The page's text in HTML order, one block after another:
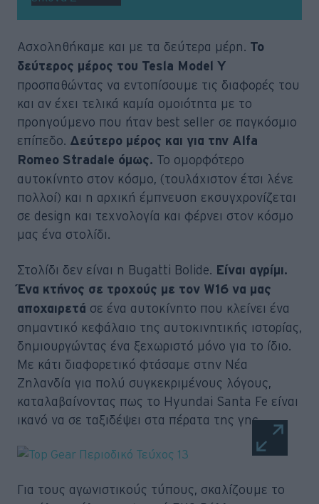
Ασχοληθήκαμε και με τα δεύτερα μέρη. Το
δεύτερος μέρος του Tesla Model Y
προσπαθώντας να εντοπίσουμε τις διαφορές του
και αν έχει τελικά καμία ομοιότητα με το
προηγούμενο που ήταν best seller σε παγκόσμιο
επίπεδο. Δεύτερο μέρος και για την Alfa
Romeo Stradale όμως. Το ομορφότερο
αυτοκίνητο στον κόσμο, (τουλάχιστον έτσι λένε
πολλοί) και η αρχική έμπνευση εκσυγχρονίζεται
σε design και τεχνολογία και φέρνει στον κόσμο
μας ένα στολίδι.
Στολίδι δεν είναι η Bugatti Bolide. Είναι αγρίμι.
Ένα κτήνος σε τροχούς με τον W16 να μας
αποχαιρετά σε ένα αυτοκίνητο που κλείνει ένα
σημαντικό κεφάλαιο της αυτοκινητικής ιστορίας,
δημιουργώντας ένα ξεχωριστό μόνο για το ίδιο.
Με κάτι διαφορετικό φτάσαμε στην Νέα
Ζηλανδία για πολύ συγκεκριμένους λόγους,
καταλαβαίνοντας πως το Hyundai Santa Fe είναι
ικανό να σε ταξιδέψει στα πέρατα της γης.
Για τους αγωνιστικούς τύπους, σκαλίζουμε το